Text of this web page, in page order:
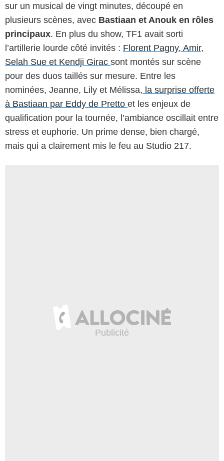
sur un musical de vingt minutes, découpé en
plusieurs scènes, avec Bastiaan et Anouk en rôles
principaux. En plus du show, TF1 avait sorti
l’artillerie lourde côté invités : Florent Pagny, Amir,
Selah Sue et Kendji Girac sont montés sur scène
pour des duos taillés sur mesure. Entre les
nominées, Jeanne, Lily et Mélissa, la surprise offerte
à Bastiaan par Eddy de Pretto et les enjeux de
qualification pour la tournée, l’ambiance oscillait entre
stress et euphorie. Un prime dense, bien chargé,
mais qui a clairement mis le feu au Studio 217.